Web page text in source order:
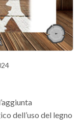
dell’uso del legno